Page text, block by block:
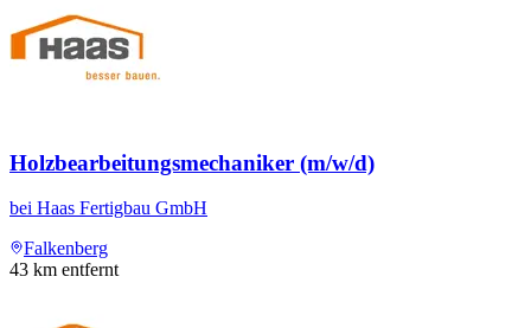
Holzbearbeitungsmechaniker (m/w/d)
bei Haas Fertigbau GmbH
Falkenberg
43 km entfernt